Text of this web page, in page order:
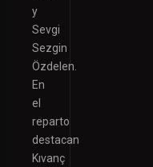
y
Sevgi
Sezgin
Özdelen.
En
el
reparto
destacan
Kıvanç